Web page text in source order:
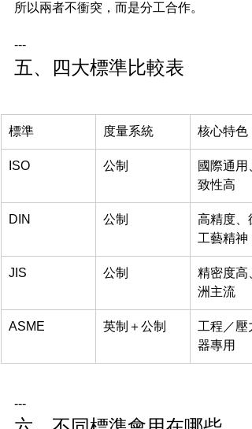
所以兩者不衝突，而是分工合作。
---
五、四大標準比較表
標準 度量系統 核心特色
ISO 公制
國際通用
致性高
DIN 公制
高精度、
工藝精神
JIS 公制
精密度高
洲主流
ASME 英制＋公制
工程／壓
器專用
---